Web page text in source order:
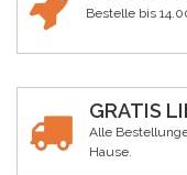
Bestelle bis
GRATIS
Alle
Hause.